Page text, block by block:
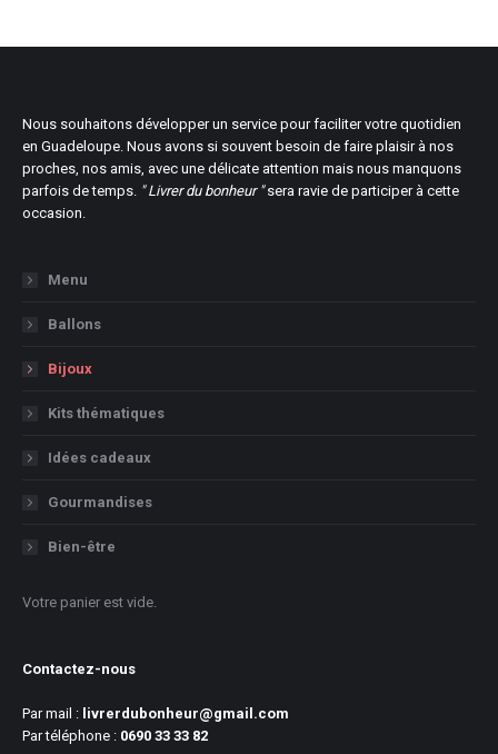
Nous souhaitons développer un service pour faciliter votre quotidien
en Guadeloupe. Nous avons si souvent besoin de faire plaisir à nos
proches, nos amis, avec une délicate attention mais nous manquons
parfois de temps. " Livrer du bonheur "sera ravie de participer à cette
occasion.
Menu
Ballons
Bijoux
Kits thématiques
Idées cadeaux
Gourmandises
Bien-être
Votre panier est vide.
Contactez-nous
Par mail : livrerdubonheur@gmail.com
Par téléphone : 0690 33 33 82